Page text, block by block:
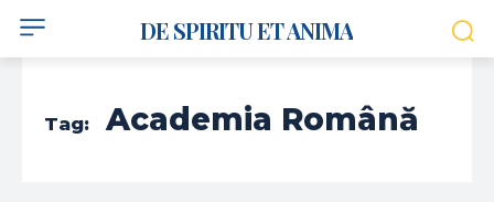
DE SPIRITU ET ANIMA
Tag: Academia Română